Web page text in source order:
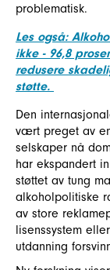
problematisk.
Les også:
ikke - 96,8
redusere
støtte.
Den
vært preget av
selskaper nå
har ekspandert
støttet av tung
alkoholpolitiske
av store
lisenssystem
utdanning